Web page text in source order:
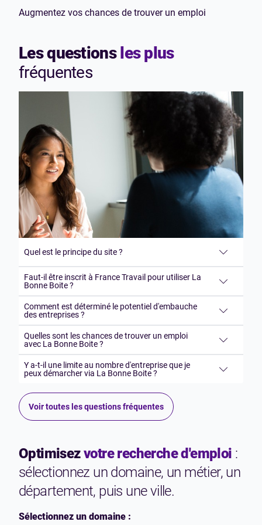
Augmentez vos chances de trouver un emploi
Les questionsles plus
fréquentes
Quel est le principe du site ?
Faut-il être inscrit à France Travail pour utiliser La
Bonne Boite ?
Comment est déterminé le potentiel d'embauche
des entreprises ?
Quelles sont les chances de trouver un emploi
avec La Bonne Boite ?
Y a-t-il une limite au nombre d'entreprise que je
peux démarcher via La Bonne Boite ?
Voir toutes les questions fréquentes
Optimisezvotre recherche d'emploi :
sélectionnez un domaine, un métier, un
département, puis une ville.
Sélectionnez un domaine :